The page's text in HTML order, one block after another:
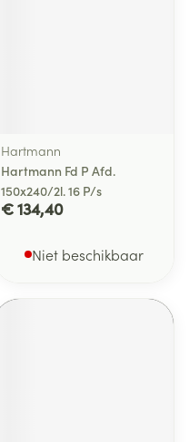
Hartmann
Hartmann Fd P Afd.
150x240/2l. 16 P/s
€ 134,40
Niet beschikbaar